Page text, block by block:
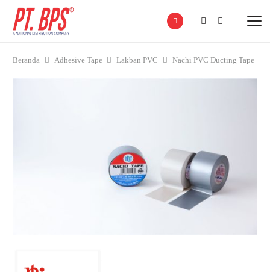
Beranda Adhesive Tape Lakban PVC Nachi PVC Ducting Tape